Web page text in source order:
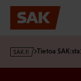
Hyppää
sisältöön
s
Tietoa SAK:sta